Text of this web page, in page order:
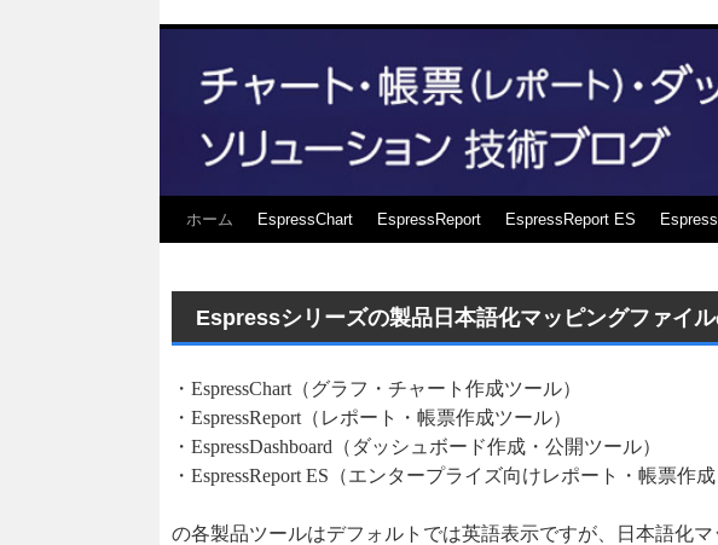
ホーム EspressChart EspressReport EspressReport ES
Espressシリーズの製品日本語化マッピングファイ
・EspressChart（グラフ・チャート作成ツール）
・EspressReport（レポート・帳票作成ツール）
・EspressDashboard（ダッシュボード作成・公開ツール）
・EspressReport ES（エンタープライズ向けレポート・帳票作
の各製品ツールはデフォルトでは英語表示ですが、日本語化